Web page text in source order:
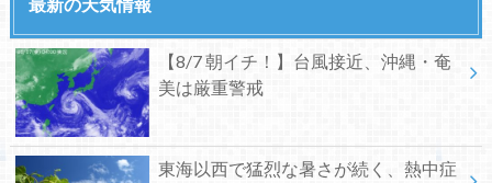
最新の天気情報
【8/7 朝イチ！】台風接近、沖縄・奄
美は厳重警戒
東海以西で猛烈な暑さが続く、熱中症